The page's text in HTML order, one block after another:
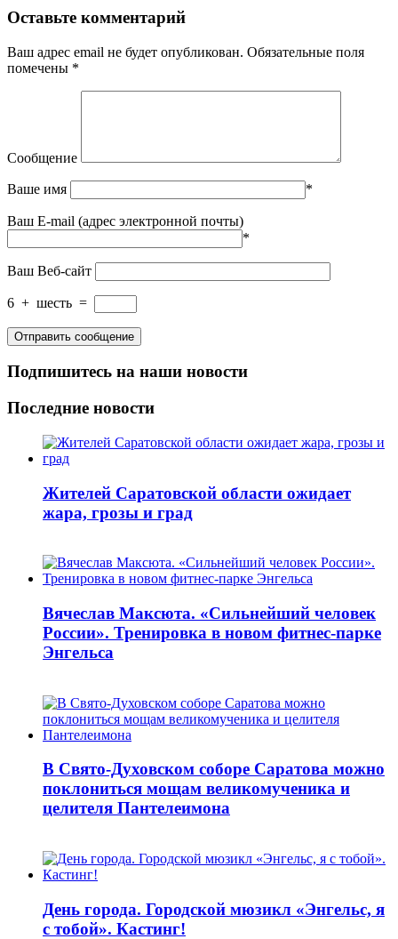
Оставьте комментарий
Ваш адрес email не будет опубликован. Обязательные поля
помечены *
Сообщение
Ваше имя *
Ваш E-mail (адрес электронной почты)
*
Ваш Веб-сайт
6 + шесть =
Подпишитесь на наши новости
Последние новости
Жителей Саратовской области ожидает
жара, грозы и град
Вячеслав Максюта. «Сильнейший человек
России». Тренировка в новом фитнес-парке
Энгельса
В Свято-Духовском соборе Саратова можно
поклониться мощам великомученика и
целителя Пантелеимона
День города. Городской мюзикл «Энгельс, я
с тобой». Кастинг!